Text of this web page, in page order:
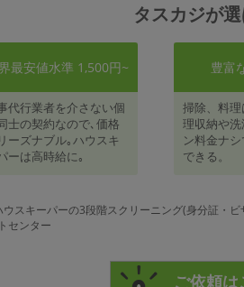
タスカジが
最安値水準 1,500円~
代行業者を介さない個
士の契約なので､価格
ーズナブル｡ハウスキ
ーは高時給に｡
豊富
掃除、料
理収納や洗
ン料金ナ
できる。
スキーパーの3段階スクリーニング(身分証・
センター